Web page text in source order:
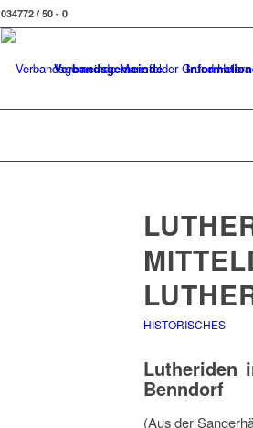
034772 / 50 - 0
Verbandsgemeinde
HISTORISCHES
Lutheriden
Benndorf
(Aus der